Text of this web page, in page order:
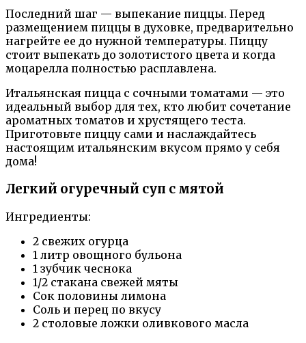
Последний шаг — выпекание пиццы. Перед
размещением пиццы в духовке, предварительно
нагрейте ее до нужной температуры. Пиццу
стоит выпекать до золотистого цвета и когда
моцарелла полностью расплавлена.
Итальянская пицца с сочными томатами — это
идеальный выбор для тех, кто любит сочетание
ароматных томатов и хрустящего теста.
Приготовьте пиццу сами и наслаждайтесь
настоящим итальянским вкусом прямо у себя
дома!
Легкий огуречный суп с мятой
Ингредиенты:
2 свежих огурца
1 литр овощного бульона
1 зубчик чеснока
1/2 стакана свежей мяты
Сок половины лимона
Соль и перец по вкусу
2 столовые ложки оливкового масла